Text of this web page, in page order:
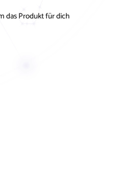
das Produkt für dich